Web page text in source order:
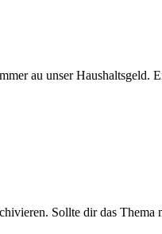
au unser
Sollte dir das